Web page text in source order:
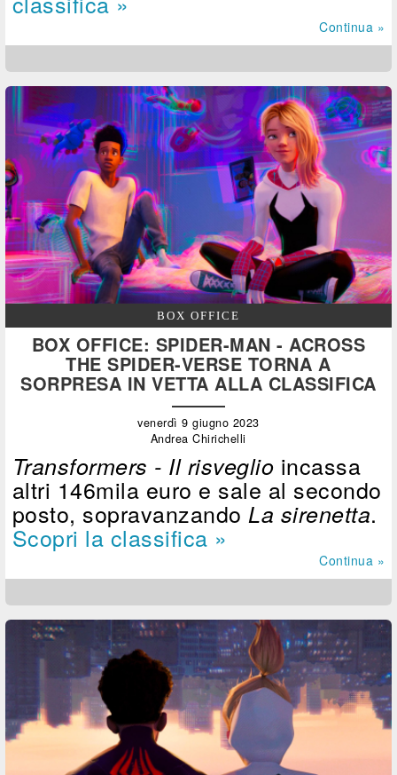
Continua »
BOX OFFICE
BOX OFFICE: SPIDER-MAN - ACROSS
THE SPIDER-VERSE TORNA A
SORPRESA IN VETTA ALLA CLASSIFICA
venerdì 9 giugno 2023
Andrea Chirichelli
Transformers - Il risveglio incassa
altri 146mila euro e sale al secondo
posto, sopravanzando La sirenetta.
Scopri la classifica »
Continua »